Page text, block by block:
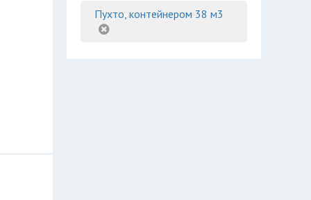
Пухто, контейнером 38 м3